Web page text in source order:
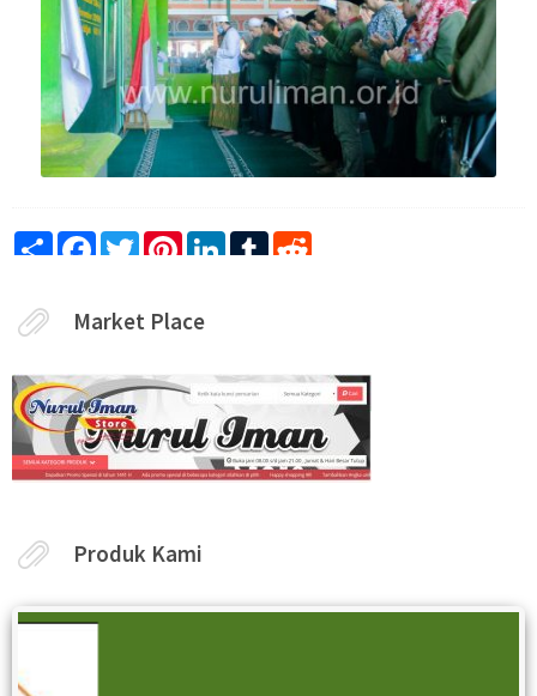
Share FacebookTwitterPinterestLinkedInTumblr
Market Place
Produk Kami